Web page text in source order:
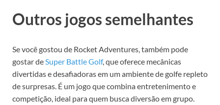
Outros jogos semelhantes
Se você gostou de Rocket Adventures, também pode
gostar deSuper Battle Golf, que oferece mecânicas
divertidas e desafiadoras em um ambiente de golfe repleto
de surpresas. É um jogo que combina entretenimento e
competição, ideal para quem busca diversão em grupo.